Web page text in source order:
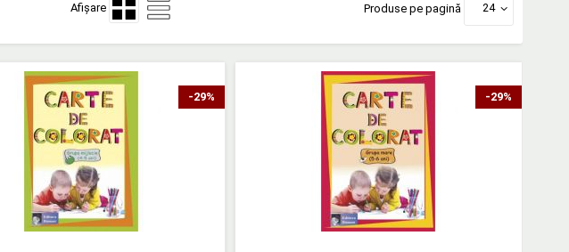
Afișare Produse pe pagină 24
-29% -29%